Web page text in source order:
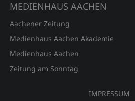
MEDIENHAUS AACHEN
Aachener Zeitung
Medienhaus Aachen Akademie
Medienhaus Aachen
Zeitung am Sonntag
IMPRESSUM